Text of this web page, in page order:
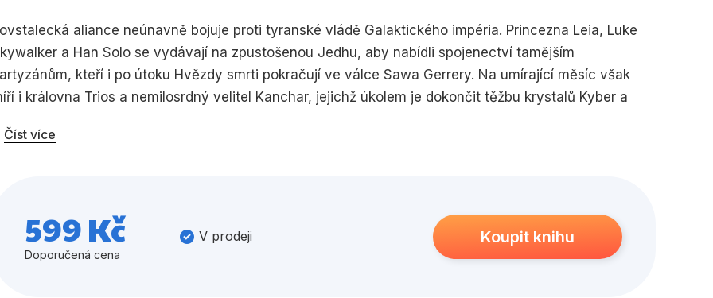
Všechny kategorie
aliance neúnavně bojuje proti tyranské vládě Galaktického impéria. Princezna Leia, Luke
a Han Solo se vydávají na zpustošenou Jedhu, aby nabídli spojenectví tamějším
kteří i po útoku Hvězdy smrti pokračují ve válce Sawa Gerrery. Na umírající měsíc však
i královna Trios a nemilosrdný velitel Kanchar, jejichž úkolem je dokončit těžbu krystalů Kyber a
Povstalci budou muset získat přísně tajné přístupové kódy do imperiálního vězeňského komplexu a
unést moffa sektoru, aby krále osvobodili, ovšem pokud se jim to podaří, získají flotilu, která by mohla
Číst více
599 Kč
Doporučená cena
V prodeji Koupit knihu